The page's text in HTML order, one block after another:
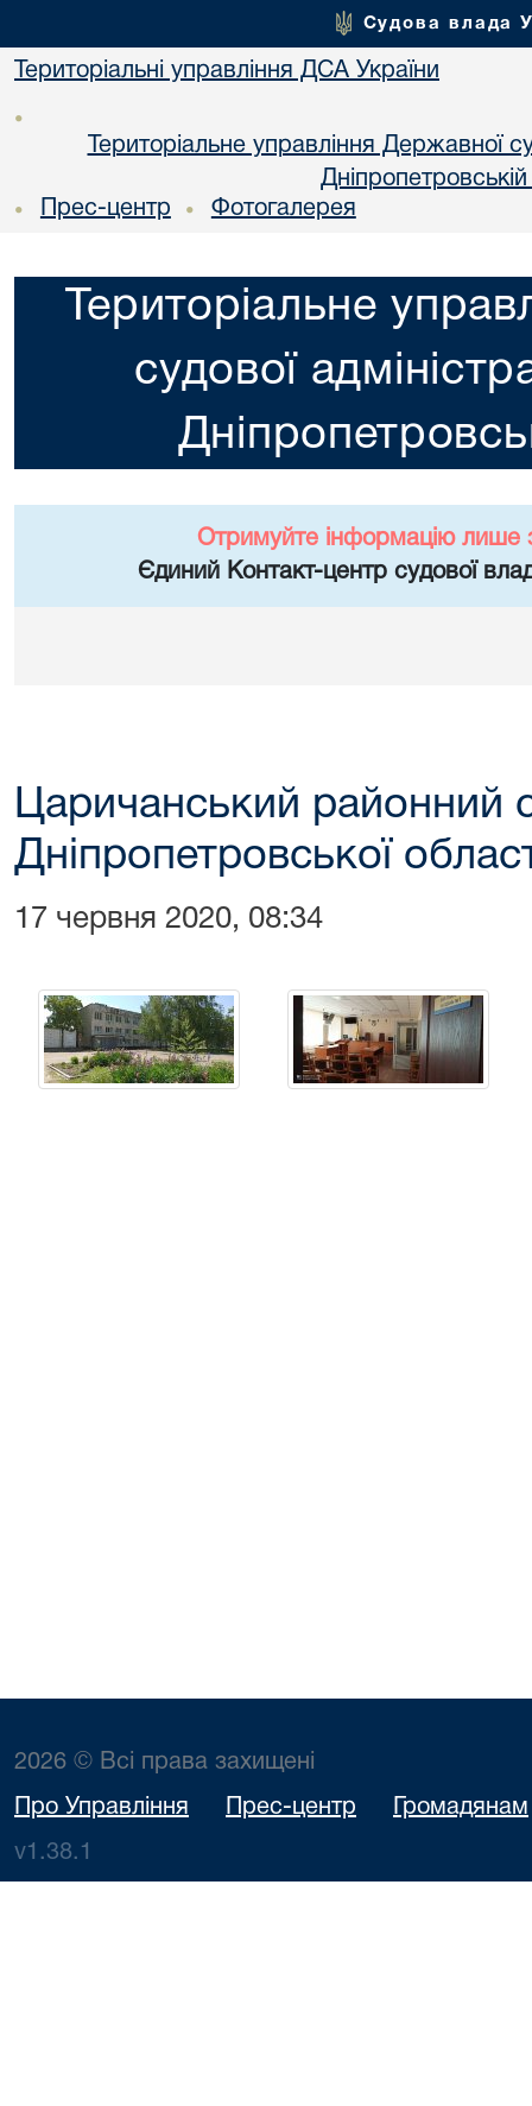
Судова влада
Територіальні управління ДСА України
•
Територіальне управління Державної
• Прес-центр • Фотогалерея
Територіальне
судової
Отримуйте інформацію лише
Єдиний Контакт-центр судової
Царичанський районний
Дніпропетровської
17 червня 2020, 08:34
2026 © Всі права захищені
Про Управління Прес-центр Громадянам
v1.38.1